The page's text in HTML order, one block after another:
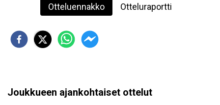
Otteluennakko Otteluraportti
Joukkueen ajankohtaiset ottelut